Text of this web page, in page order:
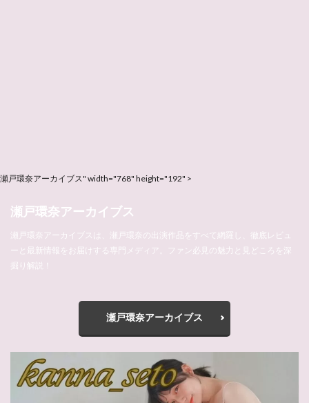
瀬戸環奈アーカイブス" width="768" height="192" >
瀬戸環奈アーカイブス
瀬戸環奈アーカイブスは、瀬戸環奈の出演作品をすべて網羅し、徹底レビュ
ーと最新情報をお届けする専門メディア。ファン必見の魅力と見どころを深
掘り解説！
瀬戸環奈アーカイブス